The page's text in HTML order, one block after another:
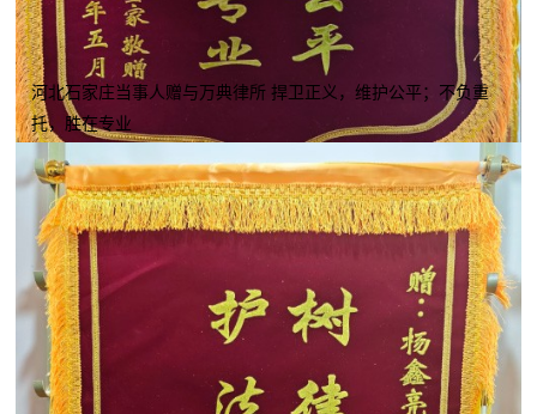
河北石家庄当事人赠与万典律所 捍卫正义，维护公平；不负重
托，胜在专业